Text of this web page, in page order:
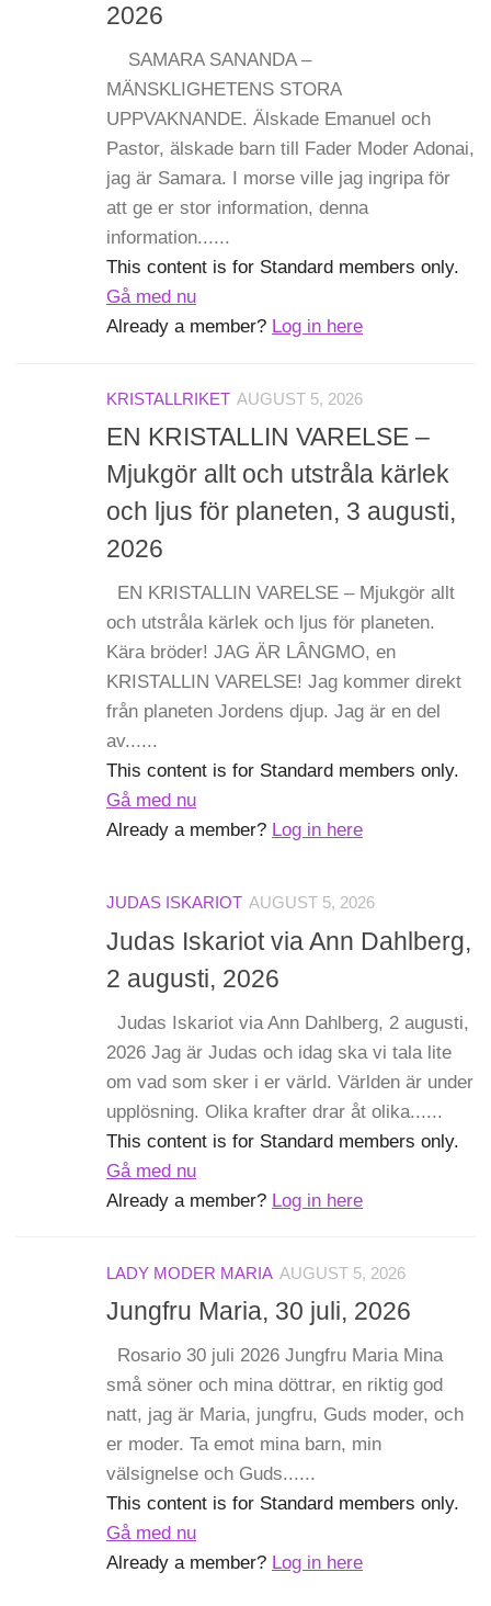
2026
SAMARA SANANDA –
MÄNSKLIGHETENS STORA
UPPVAKNANDE. Älskade Emanuel och
Pastor, älskade barn till Fader Moder Adonai,
jag är Samara. I morse ville jag ingripa för
att ge er stor information, denna
information......
This content is for Standard members only.
Gå med nu
Already a member? Log in here
KRISTALLRIKET AUGUST 5, 2026
EN KRISTALLIN VARELSE –
Mjukgör allt och utstråla kärlek
och ljus för planeten, 3 augusti,
2026
EN KRISTALLIN VARELSE – Mjukgör allt
och utstråla kärlek och ljus för planeten.
Kära bröder! JAG ÄR LÂNGMO, en
KRISTALLIN VARELSE! Jag kommer direkt
från planeten Jordens djup. Jag är en del
av......
This content is for Standard members only.
Gå med nu
Already a member? Log in here
JUDAS ISKARIOT AUGUST 5, 2026
Judas Iskariot via Ann Dahlberg,
2 augusti, 2026
Judas Iskariot via Ann Dahlberg, 2 augusti,
2026 Jag är Judas och idag ska vi tala lite
om vad som sker i er värld. Världen är under
upplösning. Olika krafter drar åt olika......
This content is for Standard members only.
Gå med nu
Already a member? Log in here
LADY MODER MARIA AUGUST 5, 2026
Jungfru Maria, 30 juli, 2026
Rosario 30 juli 2026 Jungfru Maria Mina
små söner och mina döttrar, en riktig god
natt, jag är Maria, jungfru, Guds moder, och
er moder. Ta emot mina barn, min
välsignelse och Guds......
This content is for Standard members only.
Gå med nu
Already a member? Log in here